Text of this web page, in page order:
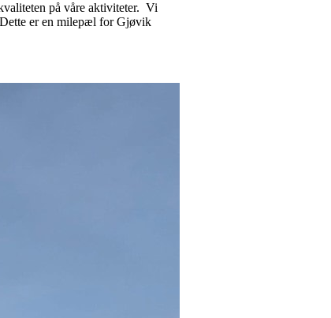
på våre aktiviteter. Vi
er en milepæl for Gjøvik